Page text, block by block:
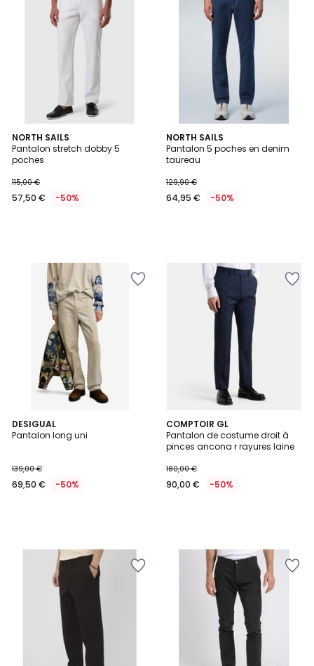
NORTH SAILS
Pantalon stretch dobby 5
poches
115,00 €
57,50 € -50%
NORTH SAILS
Pantalon 5 poches en denim
taureau
129,90 €
64,95 € -50%
DESIGUAL
Pantalon long uni
139,00 €
69,50 € -50%
COMPTOIR GL
Pantalon de costume droit à
pinces ancona r rayures laine
180,00 €
90,00 € -50%